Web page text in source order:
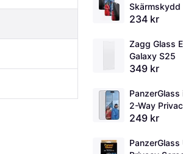
Skärmskydd
Passform
234 kr
Zagg Glass
Galaxy S25
349 kr
PanzerGlass
2-Way
Protector
249 kr